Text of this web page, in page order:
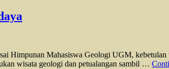
Himpunan Mahasiswa Geologi UGM,
wisata geologi dan petualangan sambil …